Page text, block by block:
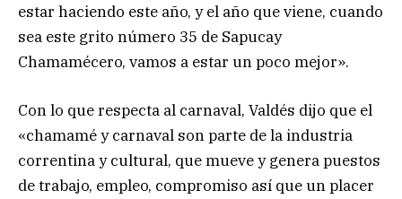
estar haciendo este año, y el año que viene, cuando
sea este grito número 35 de Sapucay
Chamamécero, vamos a estar un poco mejor».
Con lo que respecta al carnaval, Valdés dijo que el
«chamamé y carnaval son parte de la industria
correntina y cultural, que mueve y genera puestos
de trabajo, empleo, compromiso así que un placer